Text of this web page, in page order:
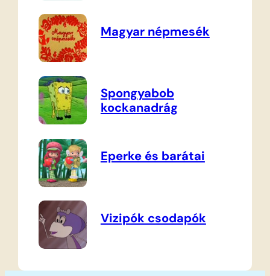
Magyar népmesék
Spongyabob
kockanadrág
Eperke és barátai
Vizipók csodapók